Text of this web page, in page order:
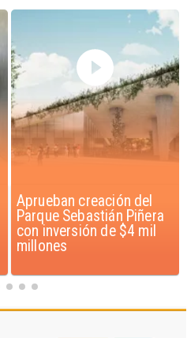
Claudio Bravo baja la
euforia sobre fichaje de
Vozinha